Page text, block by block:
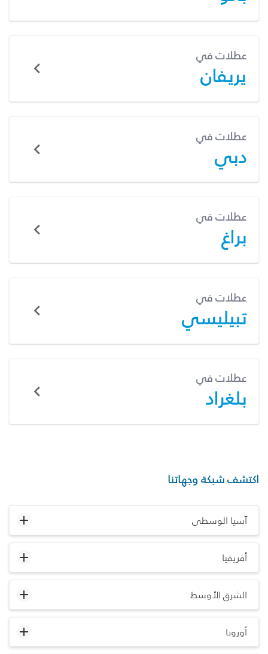
عطلات في
يريفان
عطلات في
دبي
عطلات في
براغ
عطلات في
تبيليسي
عطلات في
بلغراد
اكتشف شبكة وجهاتنا
آسيا الوسطى
أفريقيا
الشرق الأوسط
أوروبا